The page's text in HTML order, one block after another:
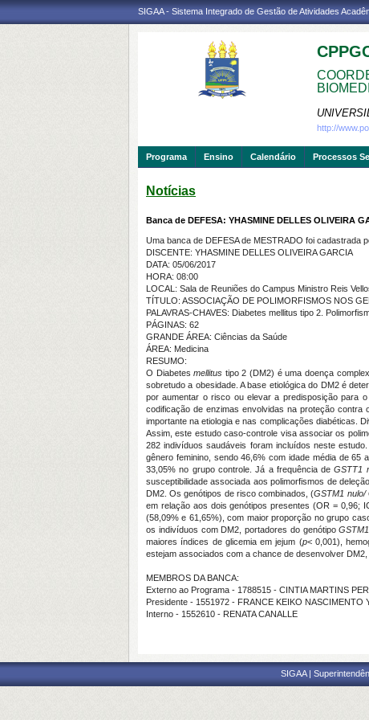
SIGAA - Sistema Integrado de Gestão de Atividades
http://
Programa Ensino Calendário Processos
Notícias
Banca de DEFESA: YHASMINE DELLES OLIVEIRA
Uma banca de DEFESA de MESTRADO foi cadastrada
DISCENTE: YHASMINE DELLES OLIVEIRA GARCIA
DATA: 05/06/2017
HORA: 08:00
LOCAL: Sala de Reuniões do Campus Ministro Reis
TÍTULO: ASSOCIAÇÃO DE POLIMORFISMOS NOS
PALAVRAS-CHAVES: Diabetes mellitus tipo 2.
PÁGINAS: 62
GRANDE ÁREA: Ciências da Saúde
ÁREA: Medicina
RESUMO:
O Diabetesmellitus tipo 2 (DM2) é uma doença
sobretudo a obesidade. A base etiológica do DM2 é
por aumentar o risco ou elevar a predisposição para
codificação de enzimas envolvidas na proteção contra
importante na etiologia e nas complicações diabéticas.
Assim, este estudo caso-controle visa associar os
282 indivíduos saudáveis foram incluídos neste
gênero feminino, sendo 46,6% com idade média de
33,05% no grupo controle. Já a frequência de GSTT1
susceptibilidade associada aos polimorfismos de deleção
DM2. Os genótipos de risco combinados, (GSTM1
em relação aos dois genótipos presentes (OR = 0,96;
(58,09% e 61,65%), com maior proporção no grupo
os indivíduos com DM2, portadores do genótipo
maiores índices de glicemia em jejum (p< 0,001),
estejam associados com a chance de desenvolver
MEMBROS DA BANCA:
Externo ao Programa - 1788515 - CINTIA MARTINS
Presidente - 1551972 - FRANCE KEIKO NASCIMENTO
Interno - 1552610 - RENATA CANALLE
SIGAA |